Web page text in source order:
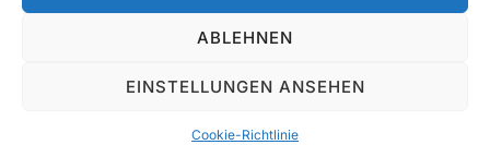
ABLEHNEN
EINSTELLUNGEN ANSEHEN
Cookie-Richtlinie
© 2025 All Rights Reserved